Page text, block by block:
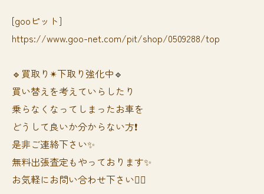
[gooピット]
https://www.goo-net.com/pit/shop/0509288/top
🔹買取り✴︎下取り強化中🔹
買い替えを考えていらしたり
乗らなくなってしまったお車を
どうして良いか分からない方❗️
是非ご連絡下さい✨
無料出張査定もやっております✨
お気軽にお問い合わせ下さい🙆‍♀️